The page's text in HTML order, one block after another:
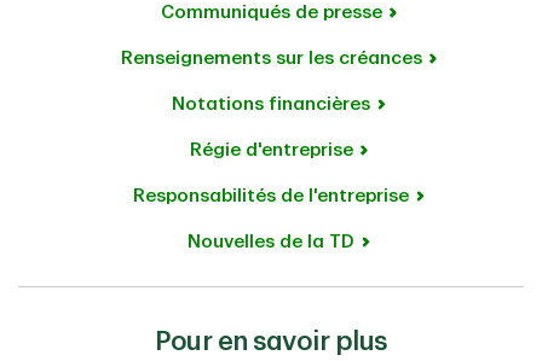
Communiqués de presse
Renseignements sur les créances
Notations financières
Régie d'entreprise
Responsabilités de l'entreprise
Nouvelles de la TD
Pour en savoir plus